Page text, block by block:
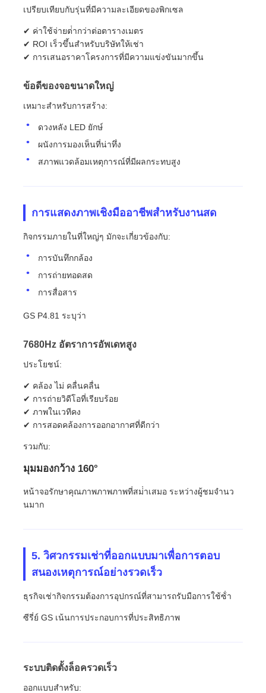
เปรียบเทียบกับรุ่นที่มีความละเอียดของพิกเซล
✔ ค่าใช้จ่ายต่ํากว่าต่อตารางเมตร
✔ ROI เร็วขึ้นสําหรับบริษัทให้เช่า
✔ การเสนอราคาโครงการที่มีความแข่งขันมากขึ้น
ข้อดีของจอขนาดใหญ่
เหมาะสําหรับการสร้าง:
ดวงหลัง LED ยักษ์
ผนังการมองเห็นที่น่าทึ่ง
สภาพแวดล้อมเหตุการณ์ที่มีผลกระทบสูง
การแสดงภาพเชิงมืออาชีพสําหรับงานสด
กิจกรรมภายในที่ใหญ่ๆ มักจะเกี่ยวข้องกับ:
การบันทึกกล้อง
การถ่ายทอดสด
การสื่อสาร
GS P4.81 ระบุว่า
7680Hz อัตราการอัพเดทสูง
ประโยชน์:
✔ คล้อง ไม่ คลื่นคลื่น
✔ การถ่ายวิดีโอที่เรียบร้อย
✔ ภาพในเวทีคง
✔ การสอดคล้องการออกอากาศที่ดีกว่า
รวมกับ:
มุมมองกว้าง 160°
หน้าจอรักษาคุณภาพภาพภาพที่สม่ําเสมอ ระหว่างผู้ชมจํานว
นมาก
5. วิศวกรรมเช่าที่ออกแบบมาเพื่อการตอบ
สนองเหตุการณ์อย่างรวดเร็ว
ธุรกิจเช่ากิจกรรมต้องการอุปกรณ์ที่สามารถรับมือการใช้ซ้ํา
ซีรี่ย์ GS เน้นการประกอบการที่ประสิทธิภาพ
ระบบติดตั้งล็อครวดเร็ว
ออกแบบสําหรับ: